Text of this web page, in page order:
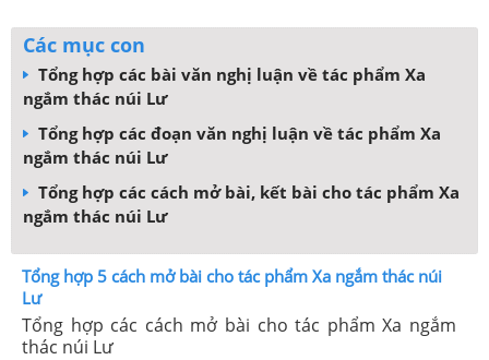
Các mục con
Tổng hợp các bài văn nghị luận về tác phẩm Xa
ngắm thác núi Lư
Tổng hợp các đoạn văn nghị luận về tác phẩm Xa
ngắm thác núi Lư
Tổng hợp các cách mở bài, kết bài cho tác phẩm Xa
ngắm thác núi Lư
Tổng hợp 5 cách mở bài cho tác phẩm Xa ngắm thác núi
Lư
Tổng hợp các cách mở bài cho tác phẩm Xa ngắm
thác núi Lư